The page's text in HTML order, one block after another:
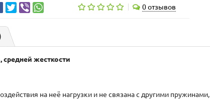
0 отзывов
средней жесткости
на неё нагрузки и не связана с другими пружинами,